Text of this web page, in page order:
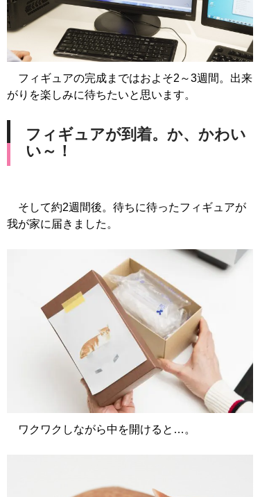
フィギュアの完成まではおよそ2～3週間。出来
がりを楽しみに待ちたいと思います。
フィギュアが到着。か、かわい
い～！
そして約2週間後。待ちに待ったフィギュアが
我が家に届きました。
ワクワクしながら中を開けると…。